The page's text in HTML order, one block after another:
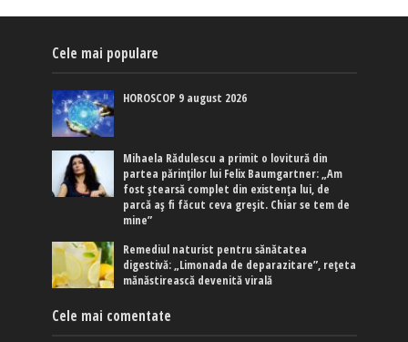
Cele mai populare
HOROSCOP 9 august 2026
Mihaela Rădulescu a primit o lovitură din
partea părinților lui Felix Baumgartner: „Am
fost ștearsă complet din existența lui, de
parcă aș fi făcut ceva greșit. Chiar se tem de
mine”
Remediul naturist pentru sănătatea
digestivă: „Limonada de deparazitare”, rețeta
mănăstirească devenită virală
Cele mai comentate